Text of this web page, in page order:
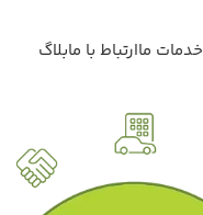
خدمات ماارتباط با مابلاگ